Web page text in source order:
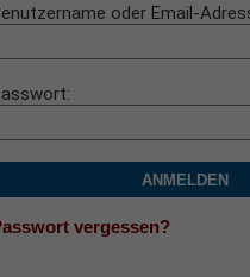
oder Email-
ANMELDEN
vergessen?